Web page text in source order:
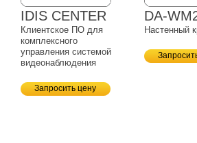
IDIS CENTER
Клиентское ПО для
комплексного
управления системой
видеонаблюдения
Запросить цену
DA-
Настенный